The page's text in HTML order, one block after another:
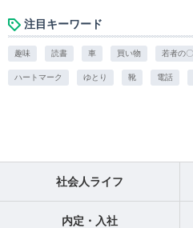
注目キーワード
趣味 読書 車 買い物 若者の
ハートマーク ゆとり 靴 電話
社会人ライフ
内定・入社